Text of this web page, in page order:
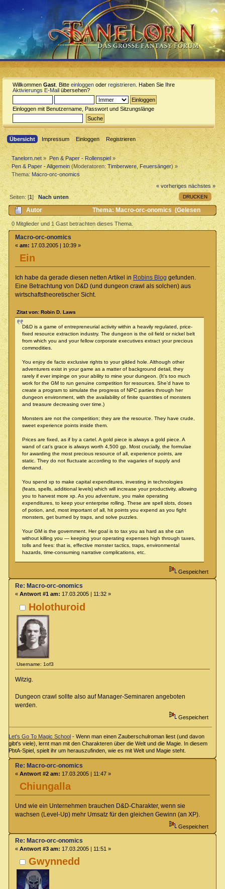
Willkommen Gast . Bitte einloggen oder registrieren . Haben Sie Ihre
Aktivierungs E-Mail übersehen?
Einloggen mit Benutzername, Passwort und Sitzungslänge
Übersicht Impressum Einloggen Registrieren
Tanelorn.net » Pen & Paper - Rollenspiel»
Pen & Paper - Allgemein(Moderatoren:Timberwere Feuersänger) »
Thema:Macro-orc-onomics
« vorheriges nächstes »
DRUCKEN
Seiten: [1] Nach unten
Autor
Thema: Macro-orc-onomics (Gelesen
7677 mal)
0 Mitglieder und 1 Gast betrachten dieses Thema.
Ein
Macro-orc-onomics
« am: 17.03.2005 | 10:39 »
Ich habe da gerade diesen netten Artikel in Robins Blog gefunden.
Eine Betrachtung von D&D (und dungeon crawl als solchen) aus
wirtschaftstheoretischer Sicht.
Zitat von: Robin D. Laws
D&D is a game of entrepreneurial activity within a heavily regulated, price-
fixed resource extraction industry. The dungeon is the oil field or nickel belt
from which you and your fellow corporate executives extract your precious
commodities.
You enjoy de facto exclusive rights to your gilded hole. Although other
adventurers exist in your game as a matter of background detail, they
rarely if ever impinge on your ability to mine your dungeon. (It’s too much
work for the GM to run genuine competition for resources. She’d have to
create a program to simulate the progress of NPC parties through her
dungeon environment, with the availability of finite quantities of monsters
and treasure decreasing over time.)
Monsters are not the competition; they are the resource. They have crude,
sweet experience points inside them.
Prices are fixed, as if by a cartel. A gold piece is always a gold piece. A
wand of cat’s grace is always worth 4,500 gp. Most crucially, the formulae
for awarding the most precious resource of all, experience points, are
static. They do not fluctuate according to the vagaries of supply and
demand.
You spend xp to make capital expenditures, investing in technologies
(feats, spells, additional levels) which will increase your productivity, allowing
you to harvest more xp. As you adventure, you make operating
expenditures, to keep your enterprise rolling. These are spell slots, doses
of potion, and, most important of all, hit points you expend as you fight
monsters, get burned by traps, and solve puzzles.
Your GM is the government. Her goal is to tax you as hard as she can
without killing you — keeping your operating expenses high through taxes,
tolls and fees: that is, effective monster tactics, traps, environmental
hazards, time-consuming narrative complications, etc.
Gespeichert
Holothuroid
Username: 1of3
Re: Macro-orc-onomics
« Antwort #1 am: 17.03.2005 | 11:32 »
Witzig.
Dungeon crawl sollte also auf Manager-Seminaren angeboten
werden.
Gespeichert
Let's Go To Magic School - Wenn man einen Zauberschulroman liest (und davon
gibt's viele), lernt man mit den Charakteren über die Welt und die Magie. In diesem
PbtA-Spiel, spielt ihr um herauszufinden, wie es mit Welt und Magie steht.
Chiungalla
Re: Macro-orc-onomics
« Antwort #2 am: 17.03.2005 | 11:47 »
Und wie ein Unternehmen brauchen D&D-Charakter, wenn sie
wachsen (Level-Up) mehr Umsatz für den gleichen Gewinn (an XP).
Gespeichert
Gwynnedd
Re: Macro-orc-onomics
« Antwort #3 am: 17.03.2005 | 11:51 »